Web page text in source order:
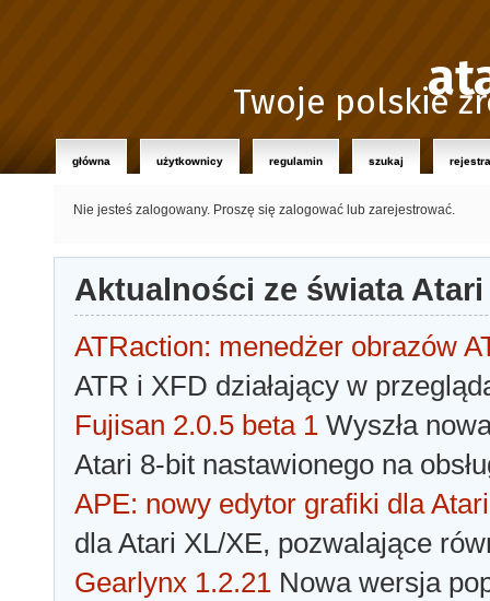
Twoje polskie
główna użytkownicy regulamin szukaj
Nie jesteś zalogowany. Proszę się zalogować lub zarejestrować.
Aktualności ze świata Atari
ATRaction: menedżer obrazów
ATR i XFD działający w
Fujisan 2.0.5 beta 1 Wyszła
Atari 8-bit nastawionego na
APE: nowy edytor grafiki dla Atari
dla Atari XL/XE, pozwalające
Gearlynx 1.2.21 Nowa wersja